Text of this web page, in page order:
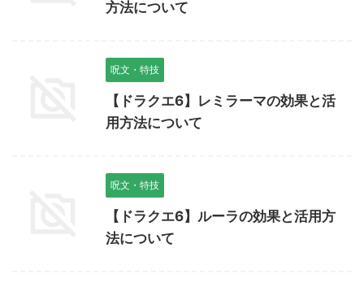
方法について
呪文・特技
【ドラクエ6】レミラーマの効果と活
用方法について
呪文・特技
【ドラクエ6】ルーラの効果と活用方
法について